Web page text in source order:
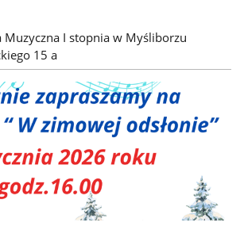
Muzyczna I stopnia w Myśliborzu
15 a